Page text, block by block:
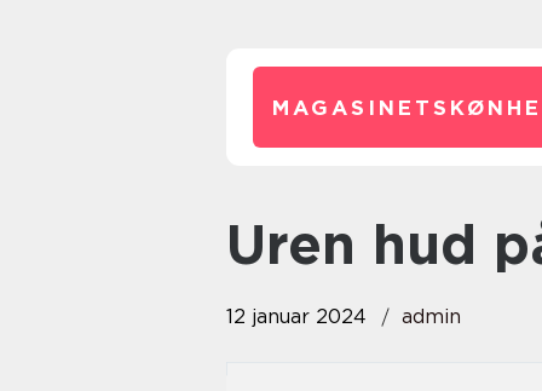
uren hud
12 januar 2024 admin